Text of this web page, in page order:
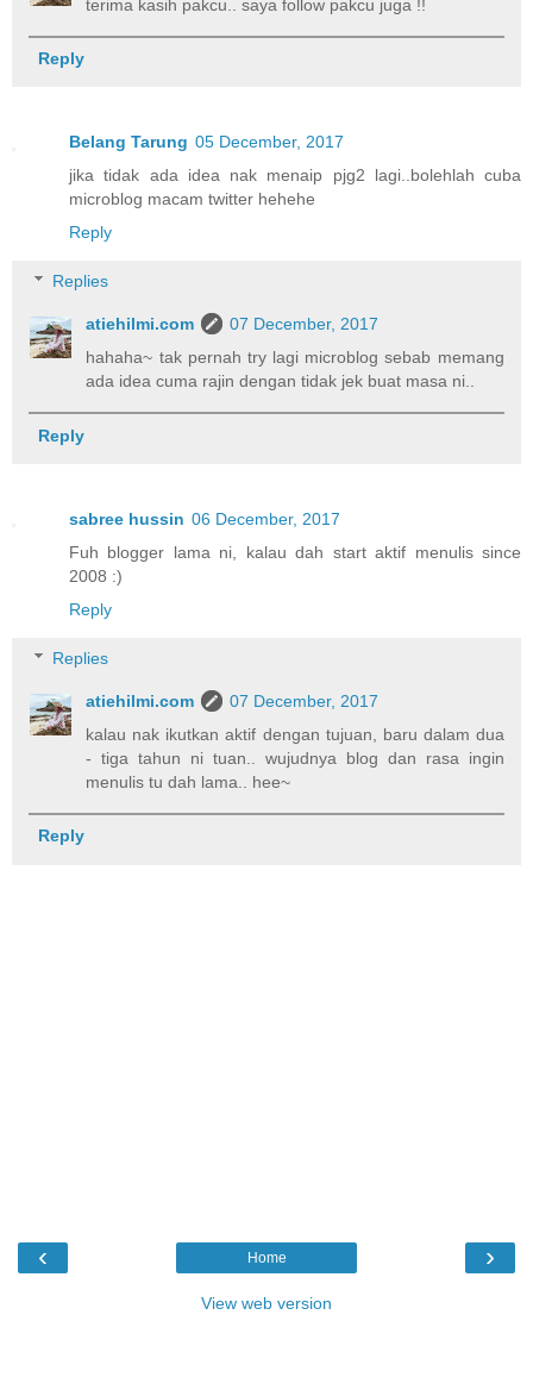
terima kasih pakcu.. saya follow pakcu juga !!
Reply
Belang Tarung 05 December, 2017
jika tidak ada idea nak menaip pjg2 lagi..bolehlah cuba
microblog macam twitter hehehe
Reply
Replies
atiehilmi.com
07 December, 2017
hahaha~ tak pernah try lagi microblog sebab memang
ada idea cuma rajin dengan tidak jek buat masa ni..
Reply
sabree hussin 06 December, 2017
Fuh blogger lama ni, kalau dah start aktif menulis since
2008 :)
Reply
Replies
atiehilmi.com
07 December, 2017
kalau nak ikutkan aktif dengan tujuan, baru dalam dua
- tiga tahun ni tuan.. wujudnya blog dan rasa ingin
menulis tu dah lama.. hee~
Reply
‹ ›
Home
View web version